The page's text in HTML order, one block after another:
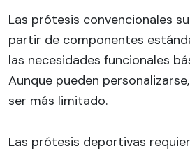
Las prótesis convencionales
partir de componentes
las necesidades funcionales
Aunque pueden
ser más limitado.
Las prótesis deportivas